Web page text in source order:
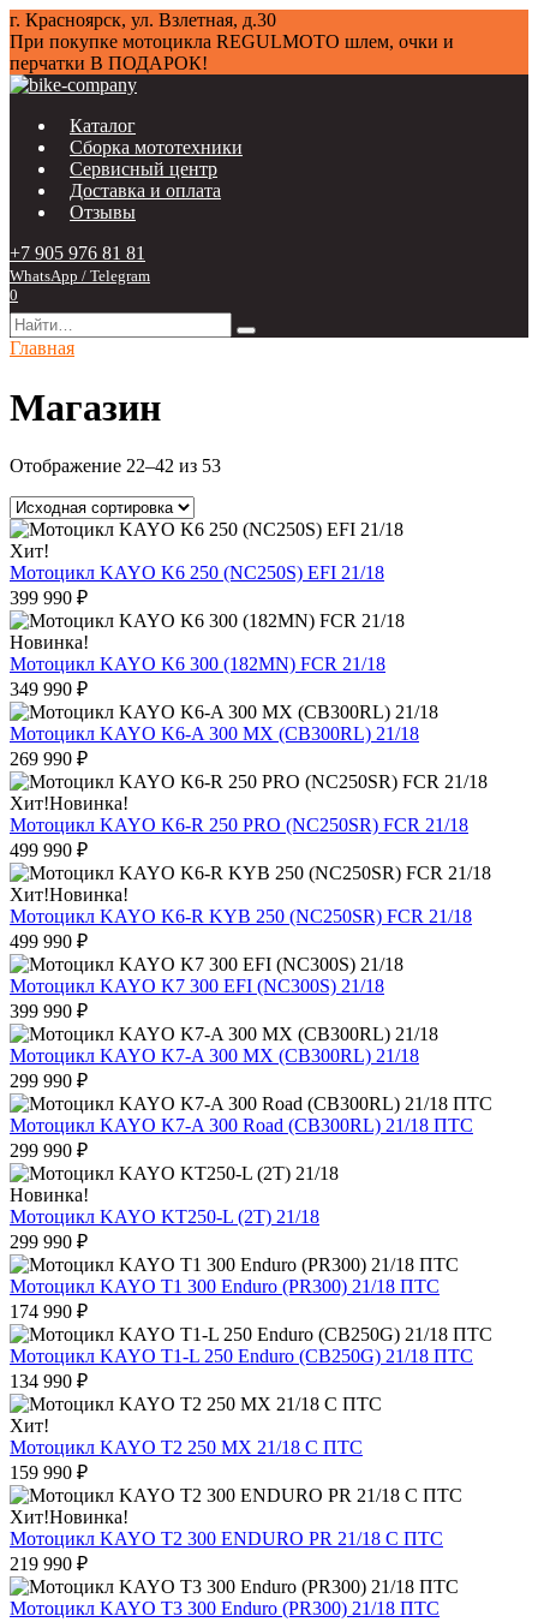
Перейти
к
содержанию
г. Красноярск, ул. Взлетная, д.30
При покупке мотоцикла REGULMOTO шлем, очки и
перчатки В ПОДАРОК!
Каталог
Сборка мототехники
Сервисный центр
Доставка и оплата
Отзывы
+7 905 976 81 81
WhatsApp / Telegram
0
Search
for:
Главная
Магазин
Отображение 22–42 из 53
Хит!
Мотоцикл KAYO K6 250 (NC250S) EFI 21/18
399 990 ₽
Новинка!
Мотоцикл KAYO K6 300 (182MN) FCR 21/18
349 990 ₽
Мотоцикл KAYO K6-A 300 MX (CB300RL) 21/18
269 990 ₽
Хит!Новинка!
Мотоцикл KAYO K6-R 250 PRO (NC250SR) FCR 21/18
499 990 ₽
Хит!Новинка!
Мотоцикл KAYO K6-R KYB 250 (NC250SR) FCR 21/18
499 990 ₽
Мотоцикл KAYO K7 300 EFI (NC300S) 21/18
399 990 ₽
Мотоцикл KAYO K7-A 300 MX (CB300RL) 21/18
299 990 ₽
Мотоцикл KAYO K7-A 300 Road (CB300RL) 21/18 ПТС
299 990 ₽
Новинка!
Мотоцикл KAYO KT250-L (2T) 21/18
299 990 ₽
Мотоцикл KAYO T1 300 Enduro (PR300) 21/18 ПТС
174 990 ₽
Мотоцикл KAYO T1-L 250 Enduro (CB250G) 21/18 ПТС
134 990 ₽
Хит!
Мотоцикл KAYO T2 250 MX 21/18 С ПТС
159 990 ₽
Хит!Новинка!
Мотоцикл KAYO T2 300 ENDURO PR 21/18 С ПТС
219 990 ₽
Мотоцикл KAYO T3 300 Enduro (PR300) 21/18 ПТС